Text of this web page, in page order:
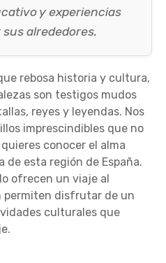
y experiencias
alrededores.
rebosa historia y cultura,
son testigos mudos
reyes y leyendas. Nos
imprescindibles que no
conocer el alma
esta región de España.
ofrecen un viaje al
permiten disfrutar de un
culturales que